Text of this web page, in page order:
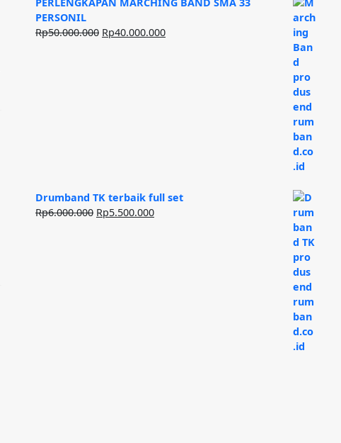
PERSONIL
Rp50.000.000 Harga
Rp40.000.000Harga
Drumband TK terbaik full set
Rp6.000.000 Harga
Rp5.500.000Harga